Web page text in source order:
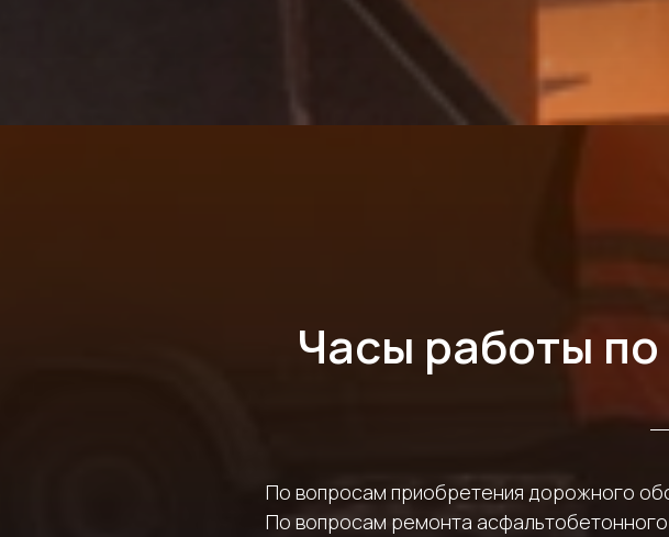
Часы работы
По вопросам приобретения дорожного
По вопросам ремонта асфальтобетонного